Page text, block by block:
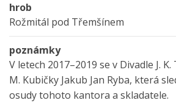
hrob
Rožmitál pod Třemšínem
poznámky
V letech 2017–2019 se v Divadle J.
M. Kubičky Jakub Jan Ryba, která
osudy tohoto kantora a skladatele.